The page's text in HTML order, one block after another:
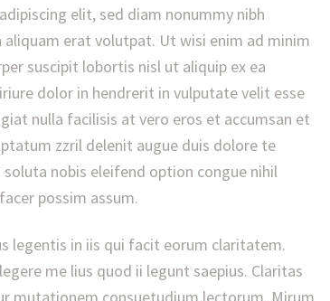
elit, sed diam nonummy nibh
erat volutpat. Ut wisi enim ad minim
suscipit lobortis nisl ut aliquip ex ea
dolor in hendrerit in vulputate velit esse
nulla facilisis at vero eros et accumsan et
zzril delenit augue duis dolore te
nobis eleifend option congue nihil
possim assum.
legentis in iis qui facit eorum claritatem.
me lius quod ii legunt saepius. Claritas